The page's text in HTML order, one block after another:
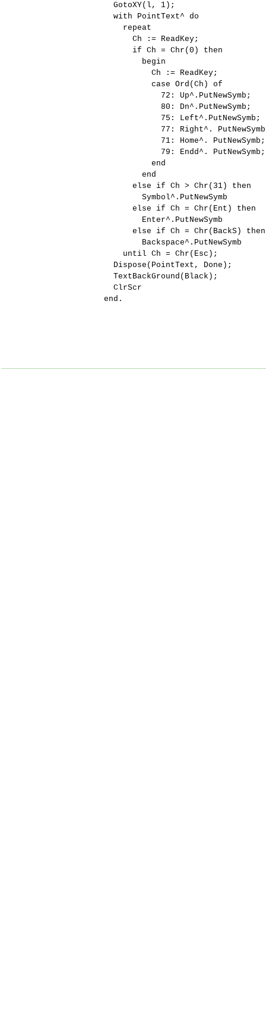
GotoXY(l, 1);
with PointText^ do
repeat
Ch := ReadKey;
if Ch = Chr(0) then
begin
Ch := ReadKey;
case Ord(Ch) of
72: Up^.PutNewSymb;
80: Dn^.PutNewSymb;
75: Left^.PutNewSymb;
77: Right^.
71: Home^. PutNewSymb;
79: Endd^. PutNewSymb;
end
end
else if Ch > Chr(31) then
Symbol^.PutNewSymb
else if Ch = Chr(Ent) then
Enter^.PutNewSymb
else if Ch = Chr(BackS) then
Backspace^.PutNewSymb
until Ch = Chr(Esc);
Dispose(PointText, Done);
TextBackGround(Black);
ClrScr
end.